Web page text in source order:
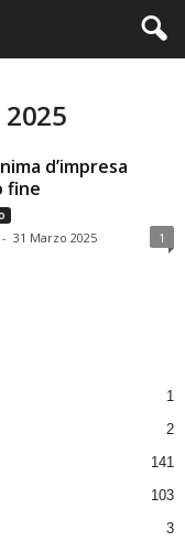
d’impresa
fine
- 31 Marzo 2025 1
1
2
141
103
3